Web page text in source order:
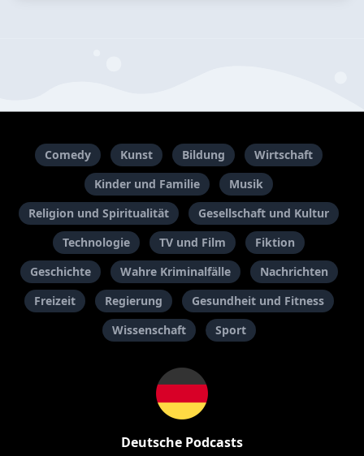
Comedy Kunst Bildung
Wirtschaft
Kinder und Familie
Musik
Religion und Spiritualität
Gesellschaft und Kultur
Technologie
TV und Film
Fiktion
Geschichte
Wahre Kriminalfälle
Nachrichten
Freizeit
Regierung
Gesundheit und Fitness
Wissenschaft
Sport
Deutsche Podcasts